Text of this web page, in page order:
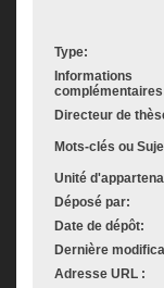
Type:
Informations
Directeur de
Mots-clés ou
Unité
Déposé par:
Date de dépôt:
Dernière
Adresse URL :